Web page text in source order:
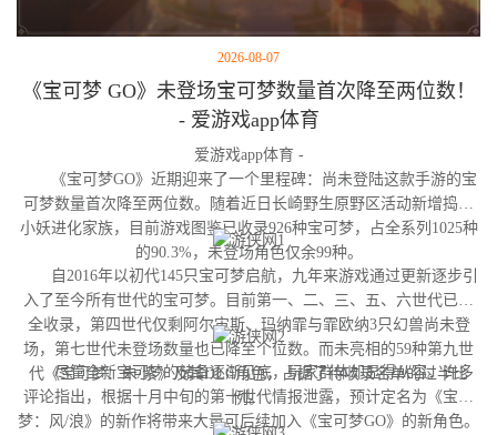
2026-08-07
《宝可梦 GO》未登场宝可梦数量首次降至两位数！
- 爱游戏app体育
爱游戏app体育 -
《宝可梦GO》近期迎来了一个里程碑：尚未登陆这款手游的宝
可梦数量首次降至两位数。随着近日长崎野生原野区活动新增捣蛋
小妖进化家族，目前游戏图鉴已收录926种宝可梦，占全系列1025种
的90.3%，未登场角色仅余99种。
自2016年以初代145只宝可梦启航，九年来游戏通过更新逐步引
入了至今所有世代的宝可梦。目前第一、二、三、五、六世代已完
全收录，第四世代仅剩阿尔宙斯、玛纳霏与霏欧纳3只幻兽尚未登
场，第七世代未登场数量也已降至个位数。而未亮相的59种第九世
代《宝可梦：朱/紫》及其DLC角色，占据了待收录名单的过半比
例。
尽管全新宝可梦的储备逐渐见底，玩家群体却显得从容。许多
评论指出，根据十月中旬的第十世代情报泄露，预计定名为《宝可
梦：风/浪》的新作将带来大量可后续加入《宝可梦GO》的新角色。